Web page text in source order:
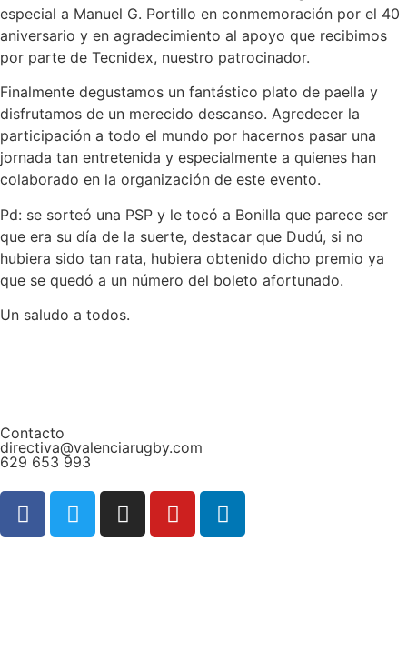
especial a Manuel G. Portillo en conmemoración por el 40
aniversario y en agradecimiento al apoyo que recibimos
por parte de Tecnidex, nuestro patrocinador.
Finalmente degustamos un fantástico plato de paella y
disfrutamos de un merecido descanso. Agredecer la
participación a todo el mundo por hacernos pasar una
jornada tan entretenida y especialmente a quienes han
colaborado en la organización de este evento.
Pd: se sorteó una PSP y le tocó a Bonilla que parece ser
que era su día de la suerte, destacar que Dudú, si no
hubiera sido tan rata, hubiera obtenido dicho premio ya
que se quedó a un número del boleto afortunado.
Un saludo a todos.
Contacto
directiva@valenciarugby.com
629 653 993